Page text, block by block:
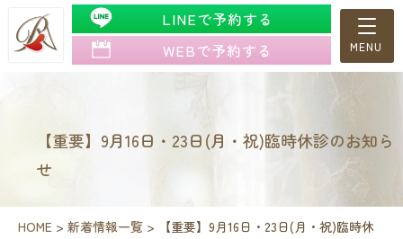
LINEで予約する
WEBで予約する
【重要】9月16日・23日(月・祝)臨時休診のお知ら
せ
HOME > 新着情報一覧 >
【重要】9月16日・23日(月・祝)臨時休